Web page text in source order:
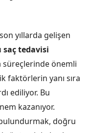
yıllarda gelişen
saç tedavisi
önemli
faktörlerin yanı sıra
ediliyor. Bu
kazanıyor.
doğru